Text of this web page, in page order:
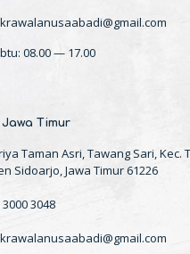
08.00 — 17.00
Timur
Taman Asri, Tawang Sari, Kec.
Sidoarjo, Jawa Timur 61226
3048